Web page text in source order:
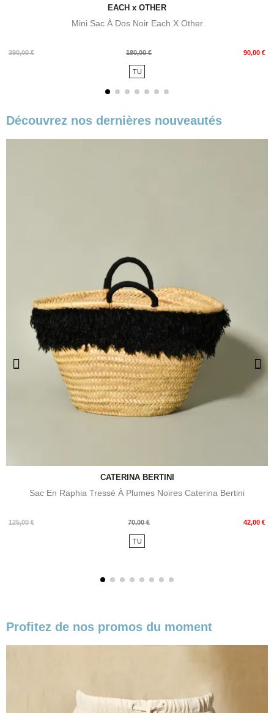
EACH x OTHER
Mini Sac À Dos Noir Each X Other
390,00 €
Prix
180,00 € 90,00 €
Prix
TU
Découvrez nos dernières nouveautés
CATERINA BERTINI
Sac En Raphia Tressé À Plumes Noires Caterina Bertini
125,00 €
Prix
70,00 € 42,00 €
Prix
TU
Profitez de nos promos du moment